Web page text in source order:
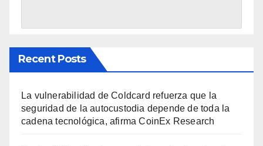
Recent Posts
La vulnerabilidad de Coldcard refuerza que la
seguridad de la autocustodia depende de toda la
cadena tecnológica, afirma CoinEx Research